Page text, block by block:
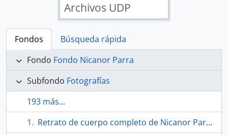
Archivos UDP
Fondos
Búsqueda rápida
Fondo Fondo Nicanor Parra
Subfondo Fotografías
193 más...
Retrato de cuerpo completo de Nicanor Parra